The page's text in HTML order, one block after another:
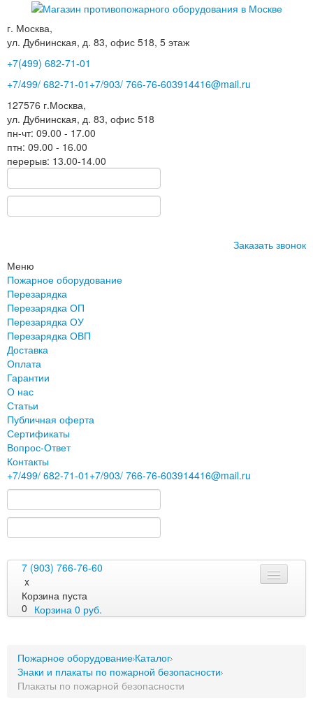
г. Москва,
ул. Дубнинская, д. 83, офис 518, 5 этаж
+7(499) 682-71-01
+7/499/ 682-71-01 +7/903/ 766-76-603914416@mail.ru
127576 г.Москва,
ул. Дубнинская, д. 83, офис 518
пн-чт: 09.00 - 17.00
птн: 09.00 - 16.00
перерыв: 13.00-14.00
Заказать звонок
Меню
Пожарное оборудование
Перезарядка
Перезарядка ОП
Перезарядка ОУ
Перезарядка ОВП
Доставка
Оплата
Гарантии
О нас
Статьи
Публичная оферта
Сертификаты
Вопрос-Ответ
Контакты
+7/499/ 682-71-01 +7/903/ 766-76-603914416@mail.ru
7 (903) 766-76-60
x
Корзина пуста
0 Корзина 0 руб.
Перезарядка
Перезарядка ОП
Перезарядка ОУ
Пожарное оборудование Каталог
Знаки и плакаты по пожарной безопасности
Плакаты по пожарной безопасности